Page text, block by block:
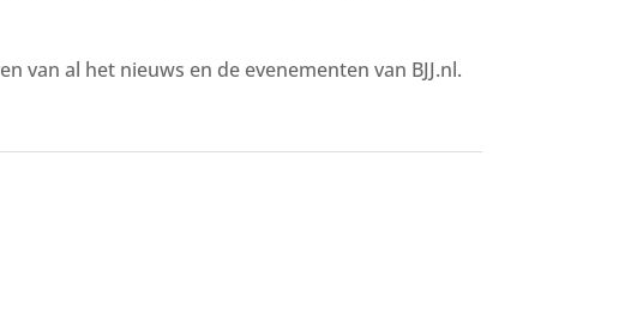
van al het nieuws en de evenementen van BJJ.nl.